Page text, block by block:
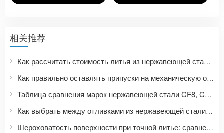
相关推荐
Как рассчитать стоимость литья из нержавеющей стали? Девять факторов, влияющих на цены на прецизионное литье, и список необходимых документов для запроса цен.
Как правильно оставлять припуски на механическую обработку при прецизионном литье? Руководство по проектированию размеров отливок из нержавеющей стали от заготовки до готового изделия, изготовленного на станке с ЧПУ.
Таблица сравнения марок нержавеющей стали CF8, CF8M, CF3, CF3M: Как марки нержавеющей стали для литья соотносятся с марками 304, 316, 304L и 316L?
Как выбрать между отливками из нержавеющей стали марок 304, 304L, 316 и 316L? Сравнение свойств материалов и сценариев применения.
Шероховатость поверхности при точной литье: сравнение значений Ra, Ry, Rz при обработке на станках с ЧПУ с последующей полировкой.